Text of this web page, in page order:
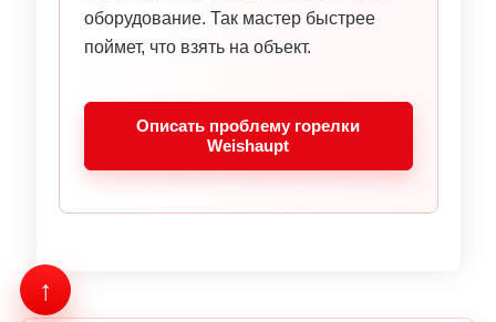
оборудование. Так мастер быстрее
поймет, что взять на объект.
Описать проблему горелки
Weishaupt